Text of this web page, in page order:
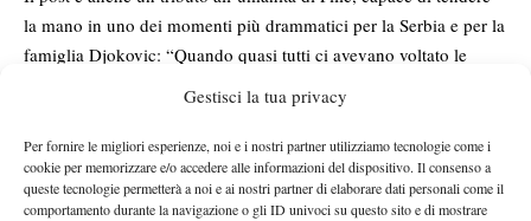
Gestisci la tua privacy
Per fornire le migliori esperienze, noi e i nostri partner utilizziamo tecnologie come i
cookie per memorizzare e/o accedere alle informazioni del dispositivo. Il consenso a
queste tecnologie permetterà a noi e ai nostri partner di elaborare dati personali come il
comportamento durante la navigazione o gli ID univoci su questo sito e di mostrare
la mano in uno dei momenti più drammatici per la Serbia e per la
famiglia Djokovic: “Quando quasi tutti ci avevano voltato le
il vostro sostegno e fatto tutto il possibile affinché io e i miei
fratelli potessimo continuare a inseguire il nostro sogno, a
praticare lo sport che amiamo”.
Djokovic prosegue ricordando attimi condivisi, emozioni che